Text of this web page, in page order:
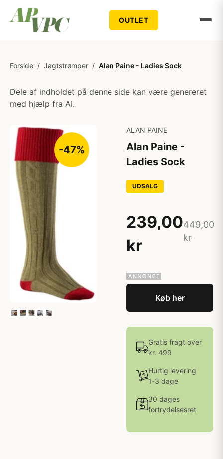
OUTLET
Forside / Jagtstrømper / Alan Paine - Ladies Sock
Dele af indholdet på denne side kan være genereret
med hjælp fra AI.
-47%
ALAN PAINE
Alan Paine -
Ladies Sock
UDSALG
239,00
kr
449,00
kr
Køb her
Gratis fragt over
kr. 499
Hurtig levering
1-3 dage
30 dages
fortrydelsesret